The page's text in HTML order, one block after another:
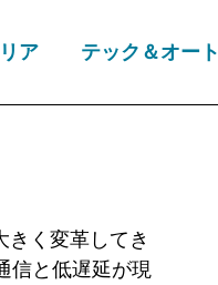
ア テック＆オート
く変革してき
信と低遅延が現